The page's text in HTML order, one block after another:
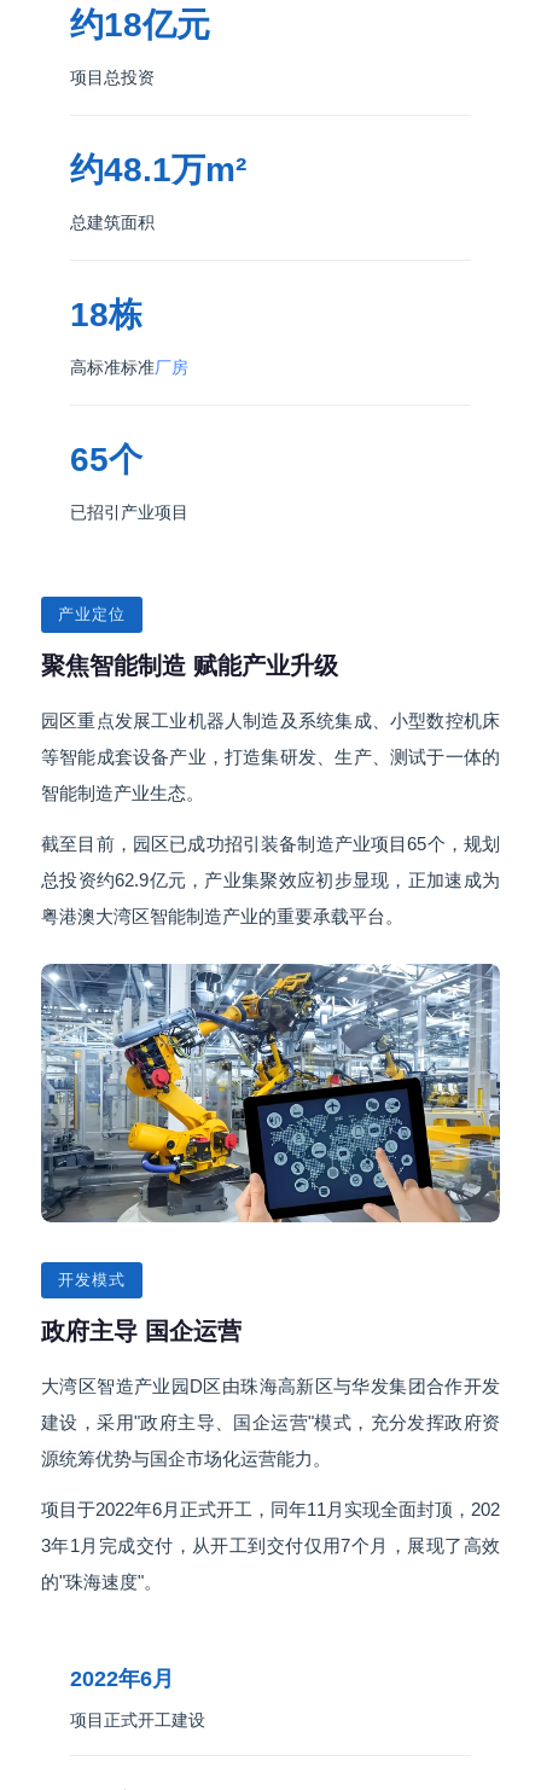
约18亿元
项目总投资
约48.1万m²
总建筑面积
18栋
高标准标准厂房
65个
已招引产业项目
产业定位
聚焦智能制造 赋能产业升级
园区重点发展工业机器人制造及系统集成、小型数控机床
等智能成套设备产业，打造集研发、生产、测试于一体的
智能制造产业生态。
截至目前，园区已成功招引装备制造产业项目65个，规划
总投资约62.9亿元，产业集聚效应初步显现，正加速成为
粤港澳大湾区智能制造产业的重要承载平台。
开发模式
政府主导 国企运营
大湾区智造产业园D区由珠海高新区与华发集团合作开发
建设，采用"政府主导、国企运营"模式，充分发挥政府资
源统筹优势与国企市场化运营能力。
项目于2022年6月正式开工，同年11月实现全面封顶，202
3年1月完成交付，从开工到交付仅用7个月，展现了高效
的"珠海速度"。
2022年6月
项目正式开工建设